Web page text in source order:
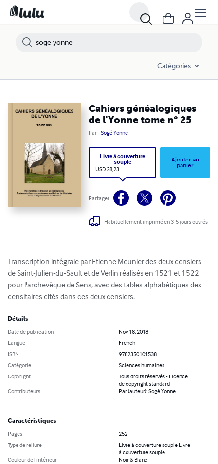
Catégories
Cahiers généalogiques
de l'Yonne tome n° 25
Par Sogé Yonne
Livre à couverture
souple
USD 28,23
Ajouter au
panier
Partager
Habituellement imprimé en 3-5 jours ouvrés
Transcription intégrale par Etienne Meunier des deux censiers
de Saint-Julien-du-Sault et de Verlin réalisés en 1521 et 1522
pour l'archevêque de Sens, avec des tables alphabétiques des
censitaires cités dans ces deux censiers.
Détails
Date de publication
Nov 18, 2018
Langue
French
ISBN
9782350101538
Catégorie
Sciences humaines
Copyright
Tous droits réservés - Licence
de copyright standard
Contributeurs
Par (auteur): Sogé Yonne
Caractéristiques
Pages
252
Type de reliure
Livre à couverture souple Livre
à couverture souple
Couleur de l’intérieur
Noir & Blanc